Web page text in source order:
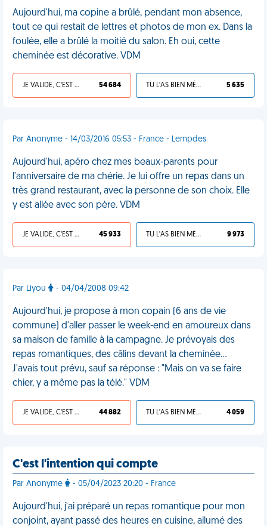
Aujourd'hui, ma copine a brûlé, pendant mon absence,
tout ce qui restait de lettres et photos de mon ex. Dans la
foulée, elle a brûlé la moitié du salon. Eh oui, cette
cheminée est décorative. VDM
JE VALIDE, C'EST UNE VDM 54 684 TU L'AS BIEN MÉRITÉ 5 635
Par Anonyme - 14/03/2016 05:53 - France - Lempdes
Aujourd'hui, apéro chez mes beaux-parents pour
l'anniversaire de ma chérie. Je lui offre un repas dans un
très grand restaurant, avec la personne de son choix. Elle
y est allée avec son père. VDM
JE VALIDE, C'EST UNE VDM 45 933 TU L'AS BIEN MÉRITÉ 9 973
Par Liyou - 04/04/2008 09:42
Aujourd'hui, je propose à mon copain (6 ans de vie
commune) d'aller passer le week-end en amoureux dans
sa maison de famille à la campagne. Je prévoyais des
repas romantiques, des câlins devant la cheminée…
J'avais tout prévu, sauf sa réponse : "Mais on va se faire
chier, y a même pas la télé." VDM
JE VALIDE, C'EST UNE VDM 44 882 TU L'AS BIEN MÉRITÉ 4 059
C'est l'intention qui compte
Par Anonyme - 05/04/2023 20:20 - France
Aujourd'hui, j'ai préparé un repas romantique pour mon
conjoint, ayant passé des heures en cuisine, allumé des